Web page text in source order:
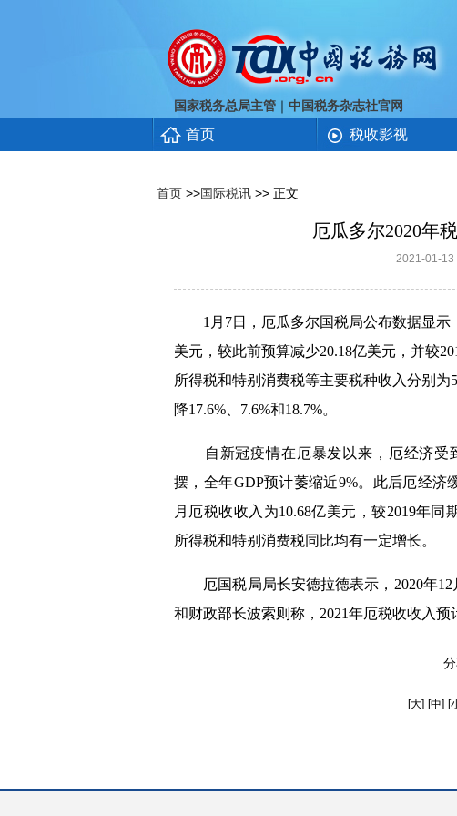
国家税务总局主管 ｜ 中国税务杂志社官网
首页 税收影视
首页 >>国际税讯 >> 正文
厄瓜多尔2020年
2021-01-13
1 月 7日，厄瓜多尔国税局公布数据显示
美元，较此前预算减少20.18亿美元，并较
所得税和特别消费税等主要税种收入分别为
降17.6% 7.6%和18.7%。
自新冠疫情在厄暴发以来，厄经济受
摆，全年GDP预计萎缩近9%。此后厄经济
月厄税收收入为10.68亿美元，较2019年同
所得税和特别消费税同比均有一定增长。
厄国税局局长安德拉德表示， 2020年12
和财政部长波索则称， 2021年厄税收收入预
[大] [中] [